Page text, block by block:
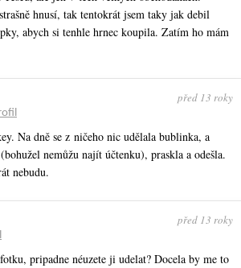
hnusí, tak tentokrát jsem taky jak debil
abych si tenhle hrnec koupila. Zatím ho mám
před 13 roky
Na dně se z ničeho nic udělala bublinka, a
nemůžu najít účtenku), praskla a odešla.
nebudu.
před 13 roky
pripadne néuzete ji udelat? Docela by me to